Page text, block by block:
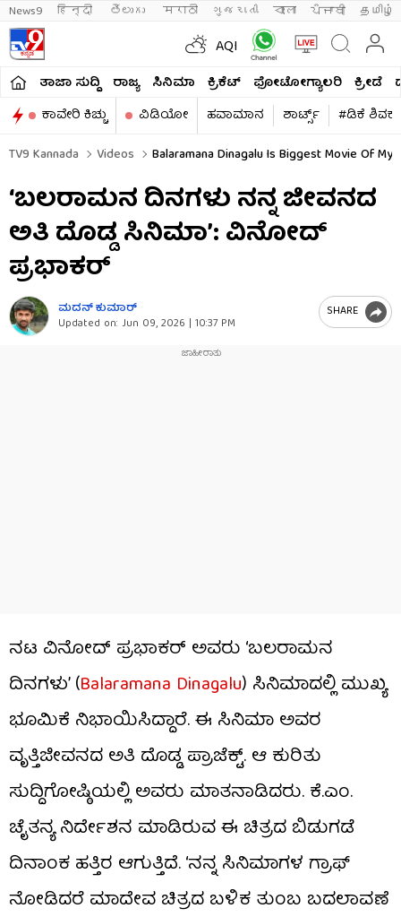
News9 हिन्दी తెలుగు मराठी ગુજરાતી বাংলা ਪੰਜਾਬੀ தமிழ்
AQI
ತಾಜಾ ಸುದ್ದಿ ರಾಜ್ಯ ಸಿನಿಮಾ ಕ್ರಿಕೆಟ್​ ಫೋಟೋಗ್ಯಾಲರಿ ಕ್ರೀಡೆ
ಕಾವೇರಿ ಕಿಚ್ಚು
ವಿಡಿಯೋ ಹವಾಮಾನ ಶಾರ್ಟ್ಸ್​
#ಡಿಕೆ
TV9 Kannada
Videos Balaramana Dinagalu Is Biggest Movie Of My
‘ಬಲರಾಮನ ದಿನಗಳು ನನ್ನ ಜೀವನದ
ಅತಿ ದೊಡ್ಡ ಸಿನಿಮಾ’: ವಿನೋದ್
ಪ್ರಭಾಕರ್
ಮದನ್​ ಕುಮಾರ್​
Updated on: Jun 09, 2026 | 10:37 PM
SHARE
ನಟ ವಿನೋದ್ ಪ್ರಭಾಕರ್ ಅವರು ‘ಬಲರಾಮನ
ದಿನಗಳು’ (Balaramana Dinagalu) ಸಿನಿಮಾದಲ್ಲಿ ಮುಖ್ಯ
ಭೂಮಿಕೆ ನಿಭಾಯಿಸಿದ್ದಾರೆ. ಈ ಸಿನಿಮಾ ಅವರ
ವೃತ್ತಿಜೀವನದ ಅತಿ ದೊಡ್ಡ ಪ್ರಾಜೆಕ್ಟ್. ಆ ಕುರಿತು
ಸುದ್ದಿಗೋಷ್ಠಿಯಲ್ಲಿ ಅವರು ಮಾತನಾಡಿದರು. ಕೆ.ಎಂ.
ಚೈತನ್ಯ ನಿರ್ದೇಶನ ಮಾಡಿರುವ ಈ ಚಿತ್ರದ ಬಿಡುಗಡೆ
ದಿನಾಂಕ ಹತ್ತಿರ ಆಗುತ್ತಿದೆ. ‘ನನ್ನ ಸಿನಿಮಾಗಳ ಗ್ರಾಫ್
ನೋಡಿದರೆ ಮಾದೇವ ಚಿತ್ರದ ಬಳಿಕ ತುಂಬ ಬದಲಾವಣೆ